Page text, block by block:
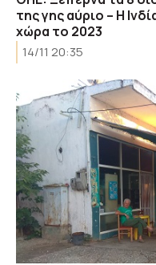
της γης αύριο – Η
χώρα το 2023
14/11 20:35